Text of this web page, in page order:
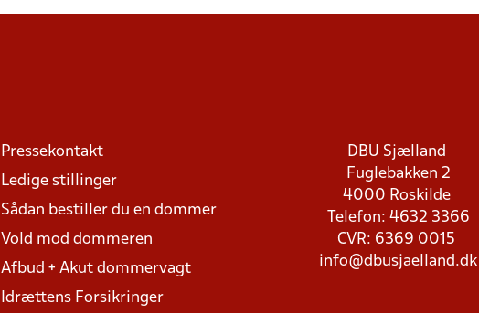
Pressekontakt
Ledige stillinger
Sådan bestiller du en dommer
Vold mod dommeren
Afbud + Akut dommervagt
Idrættens Forsikringer
DBU Sjælland
Fuglebakken 2
4000 Roskilde
Telefon: 4632 3366
CVR: 6369 0015
info@dbusjaelland.dk